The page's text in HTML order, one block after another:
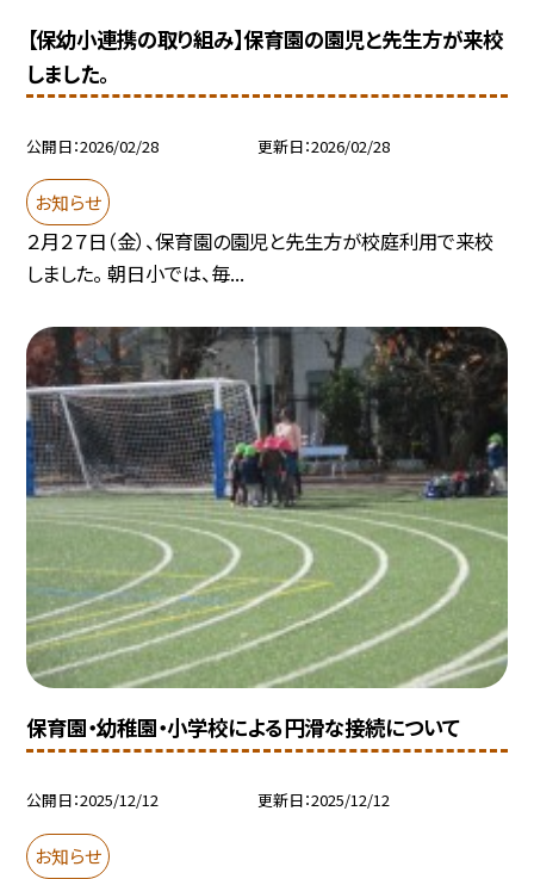
【保幼小連携の取り組み】保育園の園児と先生方が来校
しました。
公開日 2026/02/28 更新日 2026/02/28
お知らせ
２月２７日（金）、保育園の園児と先生方が校庭利用で来校
しました。 朝日小では、毎...
保育園・幼稚園・小学校による円滑な接続について
公開日 2025/12/12 更新日 2025/12/12
お知らせ